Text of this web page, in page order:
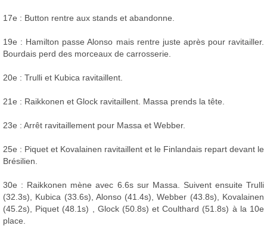
17e : Button rentre aux stands et abandonne.
19e : Hamilton passe Alonso mais rentre juste après pour ravitailler.
Bourdais perd des morceaux de carrosserie.
20e : Trulli et Kubica ravitaillent.
21e : Raikkonen et Glock ravitaillent. Massa prends la tête.
23e : Arrêt ravitaillement pour Massa et Webber.
25e : Piquet et Kovalainen ravitaillent et le Finlandais repart devant le
Brésilien.
30e : Raikkonen mène avec 6.6s sur Massa. Suivent ensuite Trulli
(32.3s), Kubica (33.6s), Alonso (41.4s), Webber (43.8s), Kovalainen
(45.2s), Piquet (48.1s) , Glock (50.8s) et Coulthard (51.8s) à la 10e
place.